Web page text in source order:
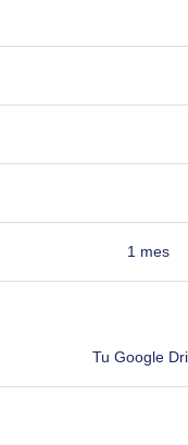
1 mes
Tu Google